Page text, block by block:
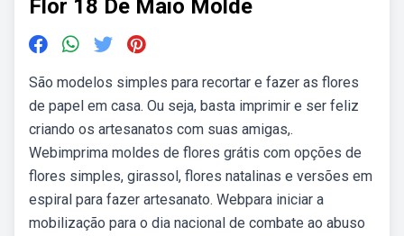
Flor 18 De Maio Molde
São modelos simples para recortar e fazer as flores
de papel em casa. Ou seja, basta imprimir e ser feliz
criando os artesanatos com suas amigas,.
Webimprima moldes de flores grátis com opções de
flores simples, girassol, flores natalinas e versões em
espiral para fazer artesanato. Webpara iniciar a
mobilização para o dia nacional de combate ao abuso